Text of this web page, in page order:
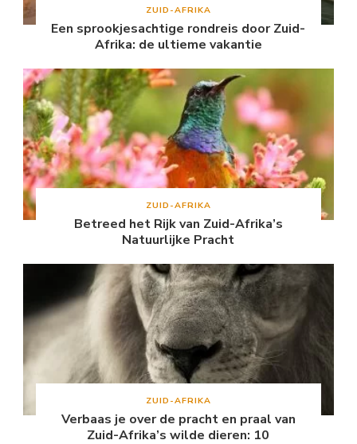
ZUID-AFRIKA
Een sprookjesachtige rondreis door Zuid-
Afrika: de ultieme vakantie
ZUID-AFRIKA
Betreed het Rijk van Zuid-Afrika’s
Natuurlijke Pracht
ZUID-AFRIKA
Verbaas je over de pracht en praal van
Zuid-Afrika’s wilde dieren: 10